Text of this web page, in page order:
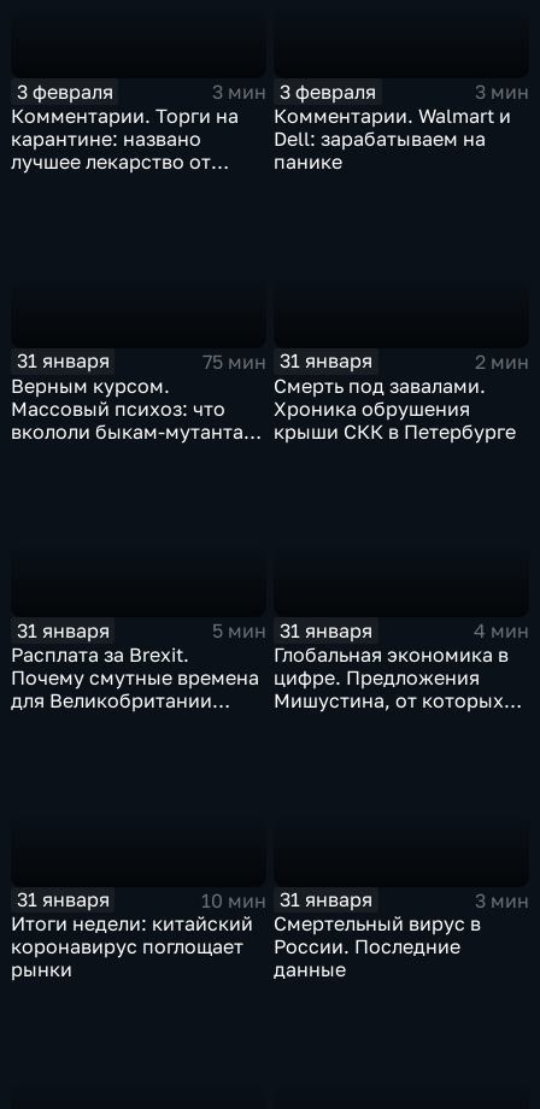
3 февраля
3 мин
Комментарии. Торги на
карантине: названо
лучшее лекарство от
3 февраля
3 мин
Комментарии. Walmart и
Dell: зарабатываем на
панике
31 января
75 мин
Верным курсом.
Массовый психоз: что
вкололи быкам-мутантам,
31 января
2 мин
Смерть под завалами.
Хроника обрушения
крыши СКК в Петербурге
31 января
5 мин
Расплата за Brexit.
Почему смутные времена
для Великобритании
31 января
4 мин
Глобальная экономика в
цифре. Предложения
Мишустина, от которых
31 января
10 мин
Итоги недели: китайский
коронавирус поглощает
рынки
31 января
3 мин
Смертельный вирус в
России. Последние
данные